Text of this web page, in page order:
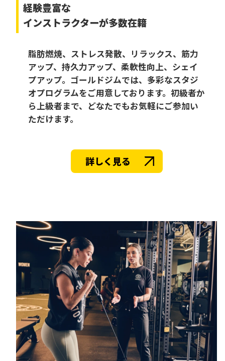
経験豊富な
インストラクターが多数在籍
脂肪燃焼、ストレス発散、リラックス、筋力
アップ、持久力アップ、柔軟性向上、シェイ
プアップ。ゴールドジムでは、多彩なスタジ
オプログラムをご用意しております。初級者か
ら上級者まで、どなたでもお気軽にご参加い
ただけます。
詳しく見る